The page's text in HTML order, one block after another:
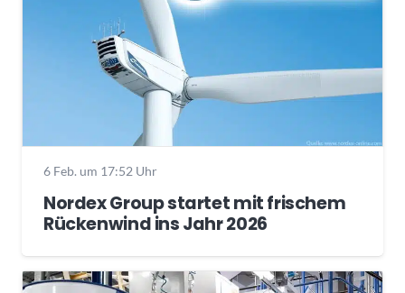
6 Feb. um 17:52 Uhr
Nordex Group startet mit frischem
Rückenwind ins Jahr 2026